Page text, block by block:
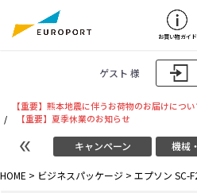
ゲスト 様
お買い物ガイド
【重要】熊本地震に伴うお荷物のお届けについ
/
【重要】夏季休業のお知らせ
キャンペーン 機械
HOME > ビジネスパッケージ > エプソン SC-